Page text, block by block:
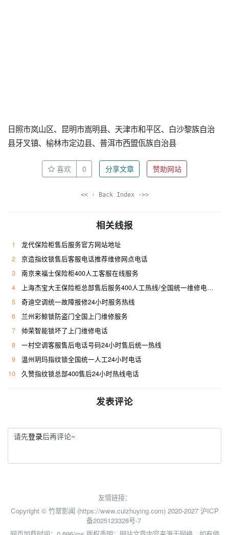
日照市岚山区、昆明市嵩明县、天津市和平区、白沙黎族自治
县牙叉镇、榆林市定边县、普洱市西盟佤族自治县
喜欢 0 分享文章 赞助网站
<< · Back Index ·>>
相关线报
1
龙代保险柜售后服务官方网站地址
2
京造指纹锁售后客服电话推荐维修网点电话
3
南京来福士保险柜400人工客服在线服务
4
上海杰宝大王保险柜总部售后服务400人工热线/全国统一维修电话是多少
5
奇迪空调统一故障报修24小时服务热线
6
兰州彩鲸锁防盗门全国上门维修服务
7
帅荣智能锁坏了上门维修电话
8
一村空调客服售后电话号码24小时售后统一热线
9
温州玥玛指纹锁全国统一人工24小时电话
10
久赞指纹锁总部400售后24小时热线电话
发表评论
请先登录后再评论~
友情链接：
Copyright © 竹翠影闻 (https://www.cuizhuying.com) 2020-2027 沪ICP
备2025123328号-7